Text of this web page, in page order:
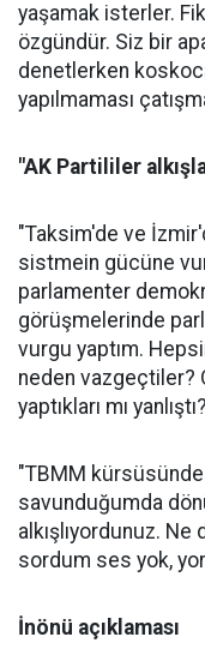
yaşamak isterler.
özgündür. Siz bir
denetlerken
yapılmaması
"AK Partililer
"Taksim'de ve
sistmein gücüne
parlamenter
görüşmelerinde
vurgu yaptım.
neden vazgeçtiler?
yaptıkları mı
"TBMM
savunduğumda
alkışlıyordunuz.
sordum ses yok,
İnönü açıklaması